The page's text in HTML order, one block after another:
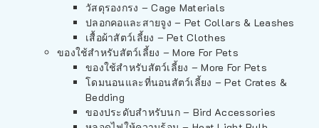
วัสดุรองกรง – Cage Materials
ปลอกคอและสายจูง – Pet Collars & Leashes
เสื้อผ้าสัตว์เลี้ยง – Pet Clothes
ของใช้สำหรับสัตว์เลี้ยง – More For Pets
ของใช้สำหรับสัตว์เลี้ยง – More For Pets
โดมนอนและที่นอนสัตว์เลี้ยง – Pet Crates &
Bedding
ของประดับสำหรับนก – Bird Accessories